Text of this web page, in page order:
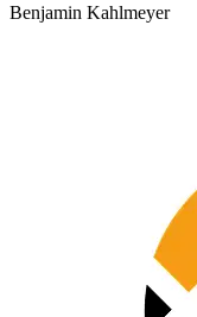
Benjamin Kahlmeyer